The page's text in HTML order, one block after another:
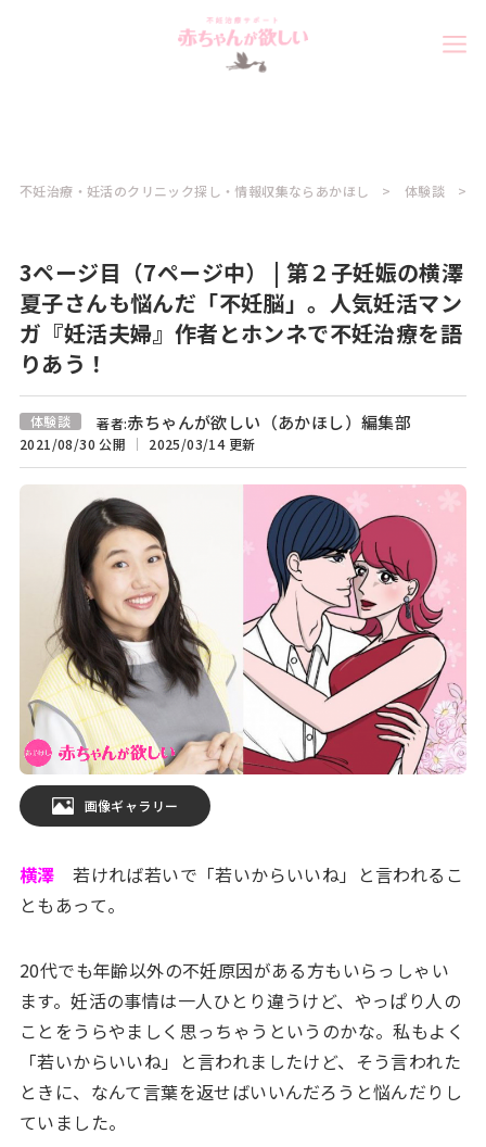
不妊治療・妊活のクリニック探し・情報収集ならあかほし 体験談
3ページ目（7ページ中） | 第２子妊娠の横澤
夏子さんも悩んだ「不妊脳」。人気妊活マン
ガ『妊活夫婦』作者とホンネで不妊治療を語
りあう！
体験談 著者:赤ちゃんが欲しい（あかほし）編集部
2021/08/30 公開 2025/03/14 更新
画像ギャラリー
横澤 若ければ若いで「若いからいいね」と言われるこ
ともあって。
20代でも年齢以外の不妊原因がある方もいらっしゃい
ます。妊活の事情は一人ひとり違うけど、やっぱり人の
ことをうらやましく思っちゃうというのかな。私もよく
「若いからいいね」と言われましたけど、そう言われた
ときに、なんて言葉を返せばいいんだろうと悩んだりし
ていました。